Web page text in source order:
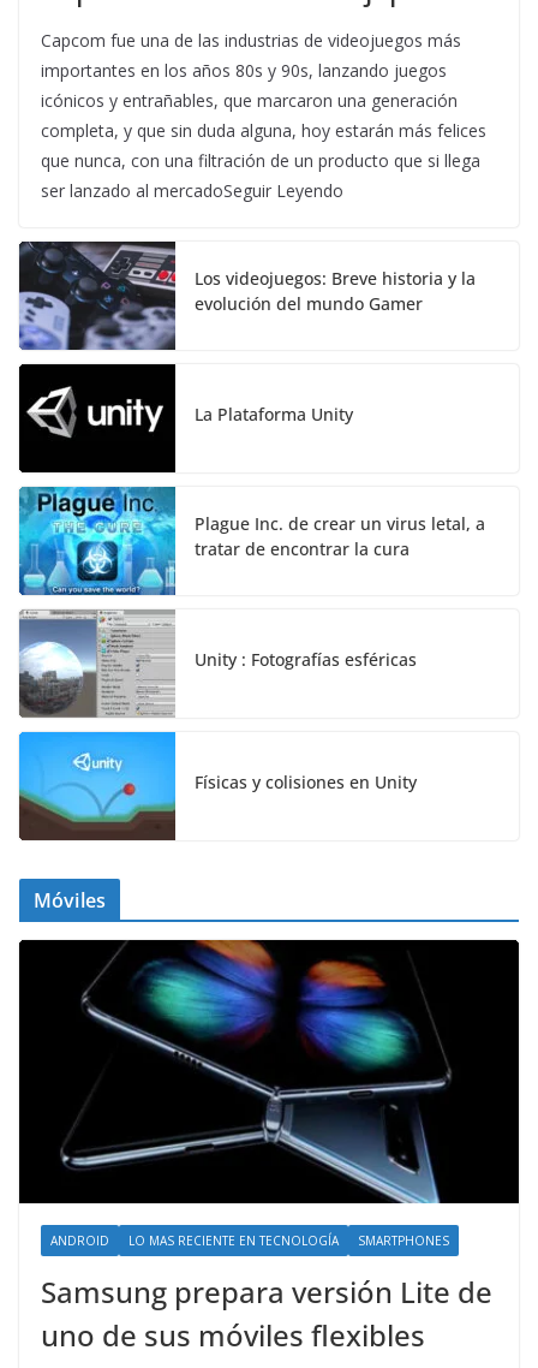
Capcom fue una de las industrias de videojuegos más
importantes en los años 80s y 90s, lanzando juegos
icónicos y entrañables, que marcaron una generación
completa, y que sin duda alguna, hoy estarán más felices
que nunca, con una filtración de un producto que si llega
ser lanzado al mercadoSeguir Leyendo
Los videojuegos: Breve historia y la
evolución del mundo Gamer
La Plataforma Unity
Plague Inc. de crear un virus letal, a
tratar de encontrar la cura
Unity : Fotografías esféricas
Físicas y colisiones en Unity
Móviles
ANDROID LO MAS RECIENTE EN TECNOLOGÍA SMARTPHONES
Samsung prepara versión Lite de
uno de sus móviles flexibles